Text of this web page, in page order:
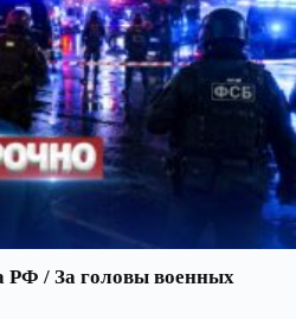
РФ / За головы военных